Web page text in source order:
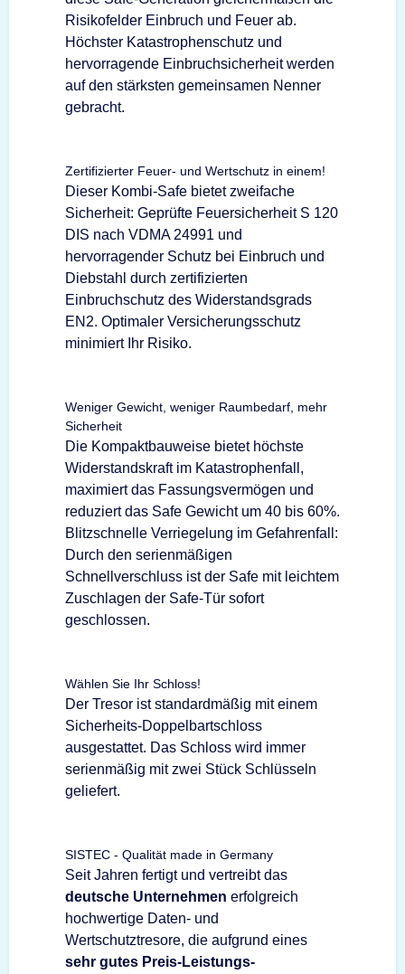
Risikofelder Einbruch und Feuer ab.
Höchster Katastrophenschutz und
hervorragende Einbruchsicherheit werden
auf den stärksten gemeinsamen Nenner
gebracht.
Zertifizierter Feuer- und Wertschutz in einem!
Dieser Kombi-Safe bietet zweifache
Sicherheit: Geprüfte Feuersicherheit S 120
DIS nach VDMA 24991 und
hervorragender Schutz bei Einbruch und
Diebstahl durch zertifizierten
Einbruchschutz des Widerstandsgrads
EN2. Optimaler Versicherungsschutz
minimiert Ihr Risiko.
Weniger Gewicht, weniger Raumbedarf, mehr
Sicherheit
Die Kompaktbauweise bietet höchste
Widerstandskraft im Katastrophenfall,
maximiert das Fassungsvermögen und
reduziert das Safe Gewicht um 40 bis 60%.
Blitzschnelle Verriegelung im Gefahrenfall:
Durch den serienmäßigen
Schnellverschluss ist der Safe mit leichtem
Zuschlagen der Safe-Tür sofort
geschlossen.
Wählen Sie Ihr Schloss!
Der Tresor ist standardmäßig mit einem
Sicherheits-Doppelbartschloss
ausgestattet. Das Schloss wird immer
serienmäßig mit zwei Stück Schlüsseln
geliefert.
SISTEC - Qualität made in Germany
Seit Jahren fertigt und vertreibt das
deutsche Unternehmen erfolgreich
hochwertige Daten- und
Wertschutztresore, die aufgrund eines
sehr gutes Preis-Leistungs-